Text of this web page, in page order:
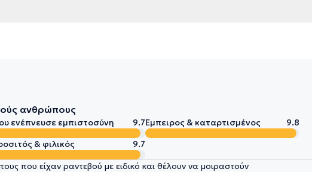
ανθρώπους
ενέπνευσε εμπιστοσύνη 9.7Έμπειρος & καταρτισμένος
9.8
& φιλικός 9.7
που είχαν ραντεβού με ειδικό και θέλουν να μοιραστούν